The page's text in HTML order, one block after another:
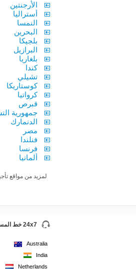
الأرجنتين
أستراليا
النمسا
البحرين
بلجيكا
البرازيل
بلغاريا
كندا
تشيلي
كوستاريكا
كرواتيا
قبرص
جمهورية
الدنمارك
مصر
فنلندا
فرنسا
ألمانيا
لمزيد من مواقع
24x7 خط المساعدة في حجز
Australia
India
Netherlands